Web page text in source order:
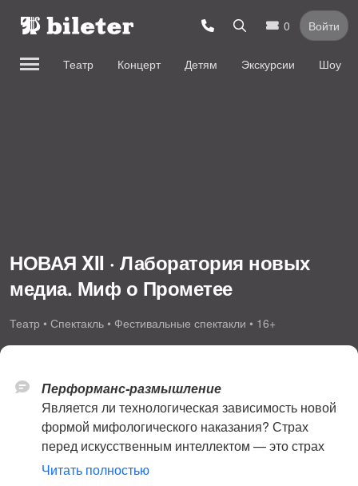
0 Войти
Театр Концерт Детям Экскурсии Шоу
НОВАЯ XII · Лаборатория новых
медиа. Миф о Прометее
Театр • Спектакль • Фестивальные спектакли • 16+
Перформанс-размышление
Является ли технологическая зависимость новой
формой мифологического наказания? Страх
перед искусственным интеллектом — это страх
перед внешней угрозой или перед собственной
Читать полностью